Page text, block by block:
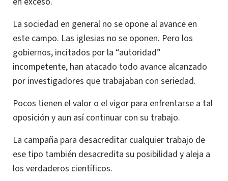
La sociedad en general no se opone al avance en
este campo. Las iglesias no se oponen. Pero los
gobiernos, incitados por la “autoridad”
incompetente, han atacado todo avance alcanzado
por investigadores que trabajaban con seriedad.
Pocos tienen el valor o el vigor para enfrentarse a tal
oposición y aun así continuar con su trabajo.
La campaña para desacreditar cualquier trabajo de
ese tipo también desacredita su posibilidad y aleja a
los verdaderos científicos.